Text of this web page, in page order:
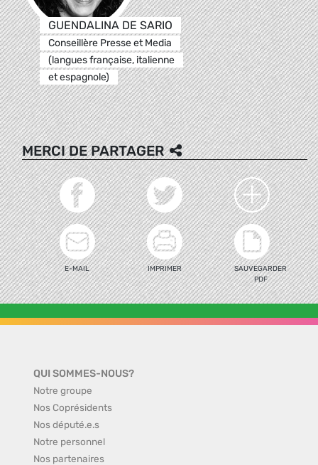
GUENDALINA DE SARIO
Conseillère Presse et Media
(langues française, italienne
et espagnole)
MERCI DE PARTAGER
E-MAIL IMPRIMER
SAUVEGARDER
PDF
QUI SOMMES-NOUS?
Notre groupe
Nos Coprésidents
Nos député.e.s
Notre personnel
Nos partenaires